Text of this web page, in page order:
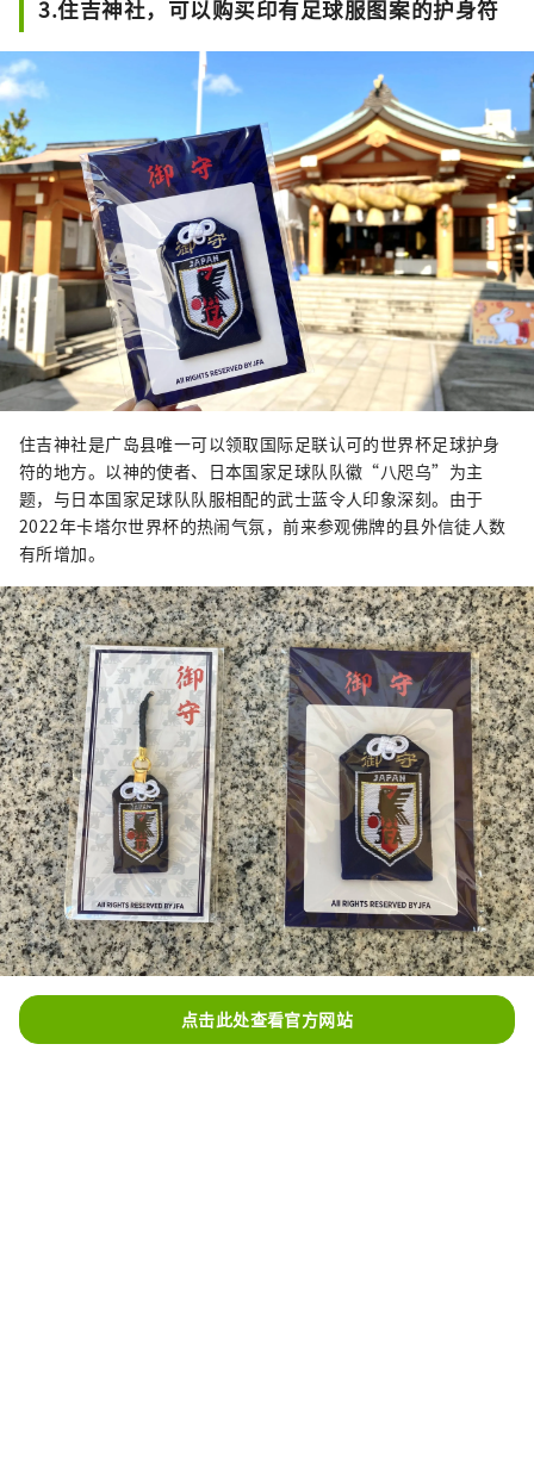
3.住吉神社，可以购买印有足球服图案的护身符
住吉神社是广岛县唯一可以领取国际足联认可的世界杯足球护身
符的地方。以神的使者、日本国家足球队队徽“八咫乌”为主
题，与日本国家足球队队服相配的武士蓝令人印象深刻。由于
2022年卡塔尔世界杯的热闹气氛，前来参观佛牌的县外信徒人数
有所增加。
点击此处查看官方网站